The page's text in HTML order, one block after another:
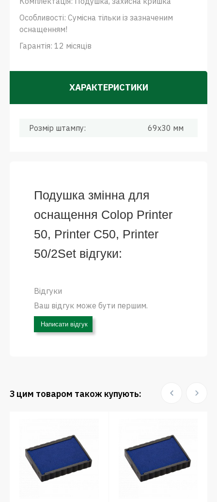
Особливості: Сумісна тільки із зазначеним
оснащенням!
Гарантія: 12 місяців
ХАРАКТЕРИСТИКИ
Розмір штампу: 69x30 мм
Подушка змінна для
оснащення Colop Printer
50, Printer C50, Printer
50/2Set відгуки:
Відгуки
Ваш відгук може бути першим.
Написати відгук
З цим товаром також купують: